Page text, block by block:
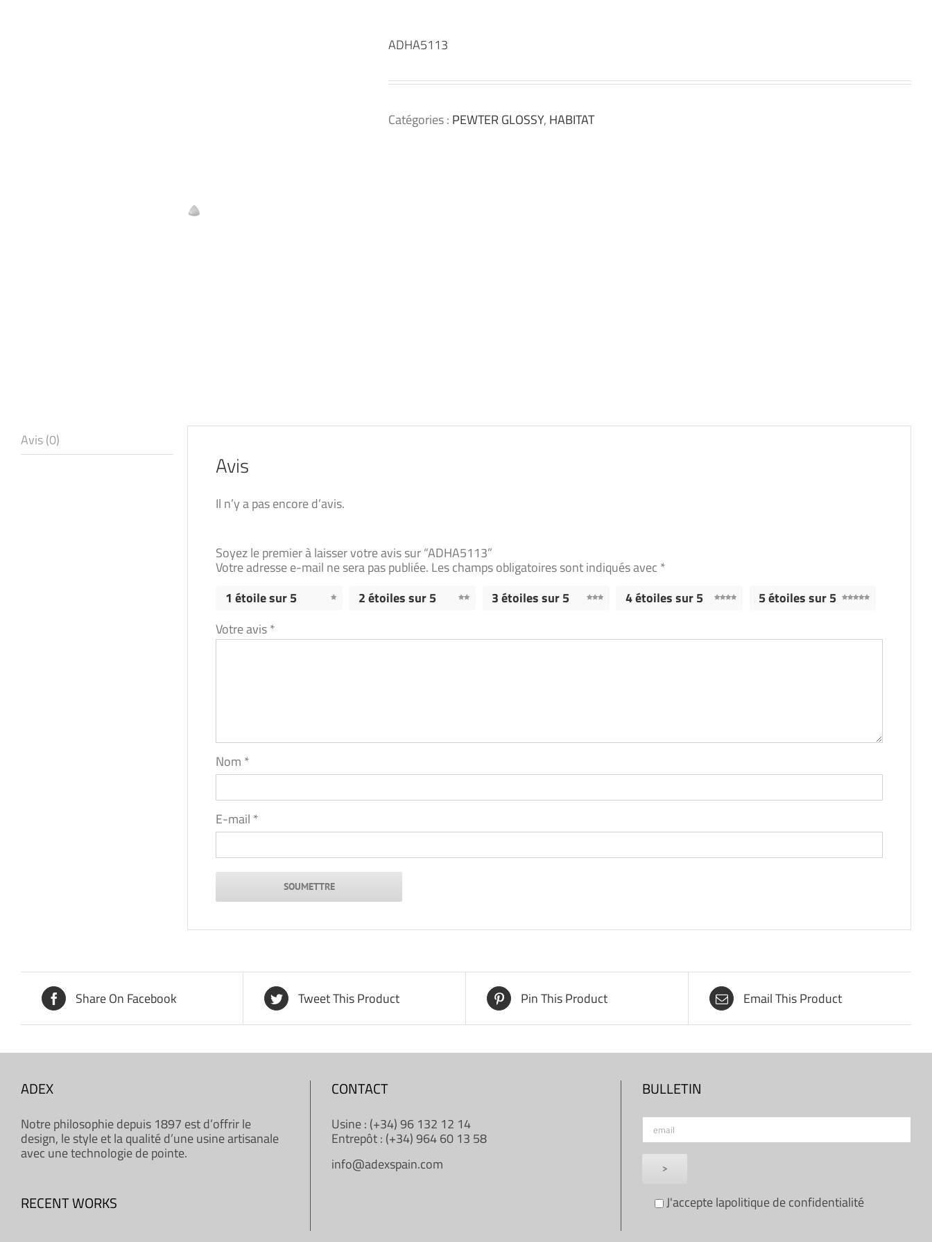
ADHA5113
Catégories : PEWTER GLOSSY, HABITAT
Avis (0)
Avis
Il n’y a pas encore d’avis.
Soyez le premier à laisser votre avis sur “ADHA5113”
Votre adresse e-mail ne sera pas publiée. Les champs obligatoires sont indiqués avec *
1 étoile sur 5
2 étoiles sur 5 3 étoiles sur 5 4 étoiles sur 5
5 étoiles sur 5
Votre avis*
Nom *
E-mail *
Share On Facebook Tweet This Product Pin This Product Email This Product
ADEX
Notre philosophie depuis 1897 est d’offrir le
design, le style et la qualité d’une usine artisanale
avec une technologie de pointe.
RECENT WORKS
CONTACT
Usine : (+34) 96 132 12 14
Entrepôt : (+34) 964 60 13 58
info@adexspain.com
BULLETIN
J'accepte lapolitique de confidentialité